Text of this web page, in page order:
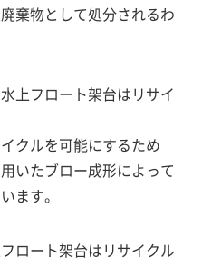
棄物として処分されるわ
上フロート架台はリサイ
クルを可能にするため
いたブロー成形によって
ます。
ロート架台はリサイクル